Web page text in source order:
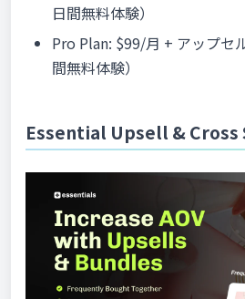
日間無料体験）
Pro Plan: $99/月 + アップセ
間無料体験）
Essential Upsell & Cross